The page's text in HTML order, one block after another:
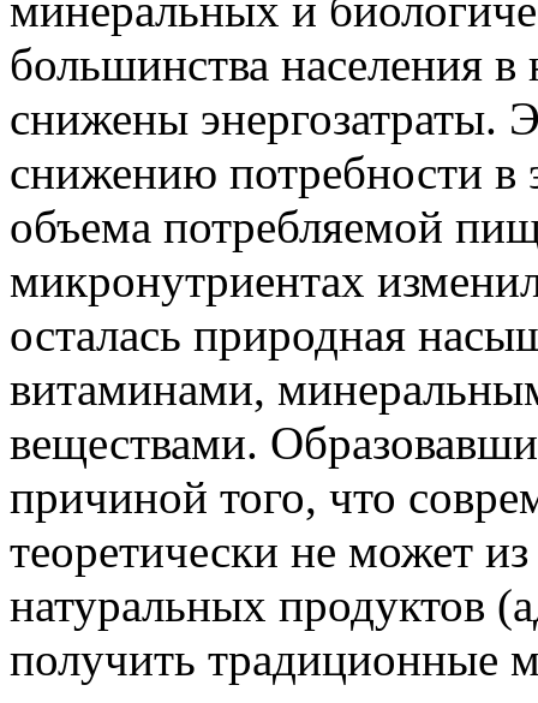
большинства населения
снижены энергозатраты.
снижению потребности в
объема потребляемой
микронутриентах
осталась природная
витаминами,
веществами.
причиной того, что
теоретически не может
натуральных продуктов
получить традиционные